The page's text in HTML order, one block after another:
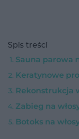
Spis treści
Sauna parowa
Keratynowe
Rekonstrukcja
Zabieg na
Botoks na